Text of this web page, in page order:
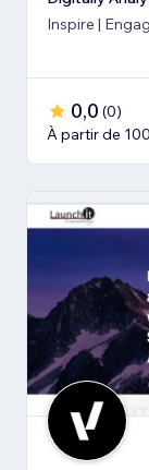
Inspire |
0,0 (0)
À partir de